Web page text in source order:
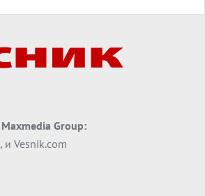
Вечер тема
Трамп тврди дека повторно „разговара“
Вечер тема
ДЛАБОКО УДОЛУ: Сметководствените
трикови што го соборија ЕНРОН ги
Maxmedia Group:
, и Vesnik.com